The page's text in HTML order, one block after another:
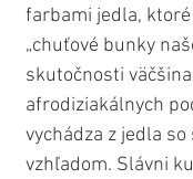
farbami jedla, ktoré
„chuťové bunky
skutočnosti väčšina
afrodiziakálnych
vychádza z jedla
vzhľadom. Slávni